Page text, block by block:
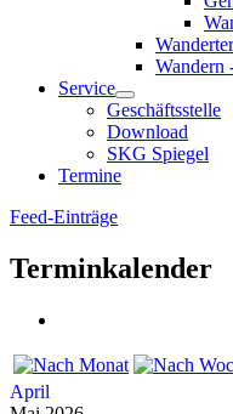
Wandern
Service
Geschäftsstelle
Download
SKG Spiegel
Termine
Feed-Einträge
Terminkalender
April